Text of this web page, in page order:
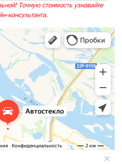
Точную стоимость узнавайте
консультанта.